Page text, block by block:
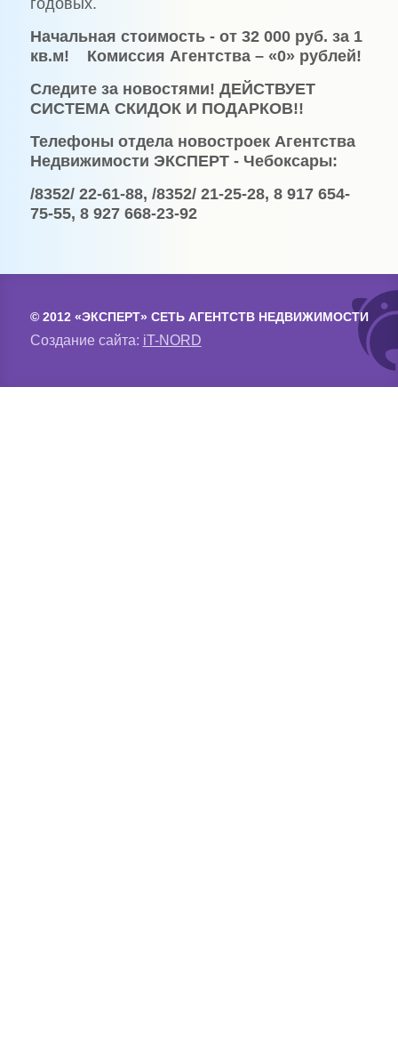
годовых.
Начальная стоимость - от 32 000 руб. за 1
кв.м! Комиссия Агентства – «0» рублей!
Следите за новостями! ДЕЙСТВУЕТ
СИСТЕМА СКИДОК И ПОДАРКОВ!!
Телефоны отдела новостроек Агентства
Недвижимости ЭКСПЕРТ - Чебоксары:
/8352/ 22-61-88, /8352/ 21-25-28, 8 917 654-
75-55, 8 927 668-23-92
© 2012 «ЭКСПЕРТ» СЕТЬ АГЕНТСТВ НЕДВИЖИМОСТИ
Создание сайта: iT-NORD